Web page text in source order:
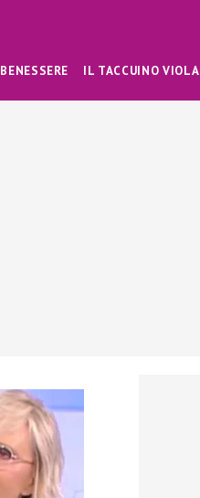
BENESSERE IL TACCUINO VIOLA